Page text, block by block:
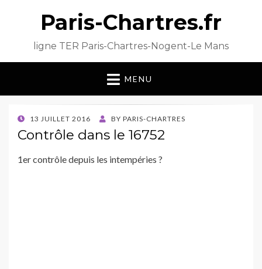
Paris-Chartres.fr
ligne TER Paris-Chartres-Nogent-Le Mans
MENU
POSTED
ON
13 JUILLET 2016 BY PARIS-CHARTRES
Contrôle dans le 16752
1er contrôle depuis les intempéries ?